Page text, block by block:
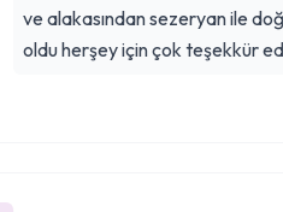
ve alakasından sezeryan ile
oldu herşey için çok teşekkür